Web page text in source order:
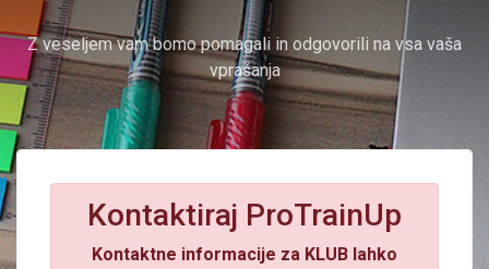
Z veseljem vam bomo pomagali in odgovorili na vsa vaša
vprašanja
Kontaktiraj ProTrainUp
Kontaktne informacije za KLUB lahko